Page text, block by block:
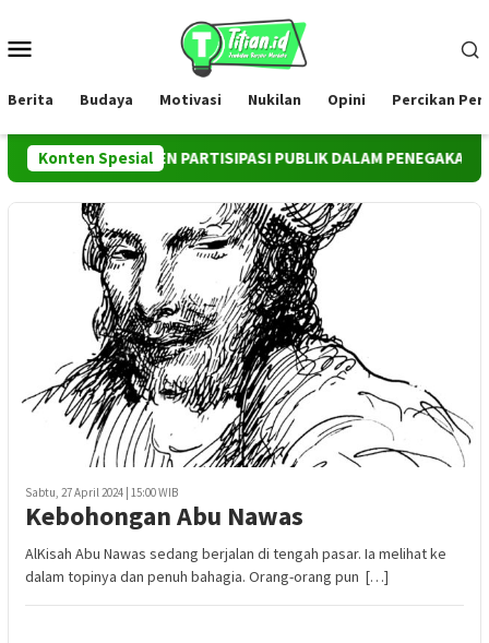
konten
Berita Budaya Motivasi Nukilan Opini Percikan
Konten Spesial
INSTRUMEN PARTISIPASI PUBLIK DALAM PENEGAKAN
Sabtu, 27 April 2024 | 15:00 WIB
Kebohongan Abu Nawas
AlKisah Abu Nawas sedang berjalan di tengah pasar. Ia melihat ke
dalam topinya dan penuh bahagia. Orang-orang pun […]